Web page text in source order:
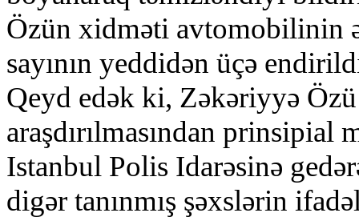
Özün xidməti avtomobilinin
sayının yeddidən üçə
Qeyd edək ki, Zəkəriyyə
araşdırılmasından
Istanbul Polis Idarəsinə
digər tanınmış şəxslərin